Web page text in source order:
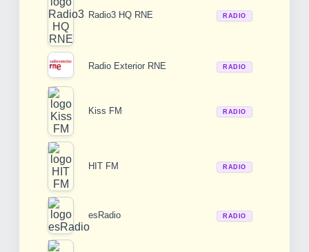
Radio3 HQ RNE RADIO
Radio Exterior RNE RADIO
Kiss FM RADIO
HIT FM RADIO
esRadio RADIO